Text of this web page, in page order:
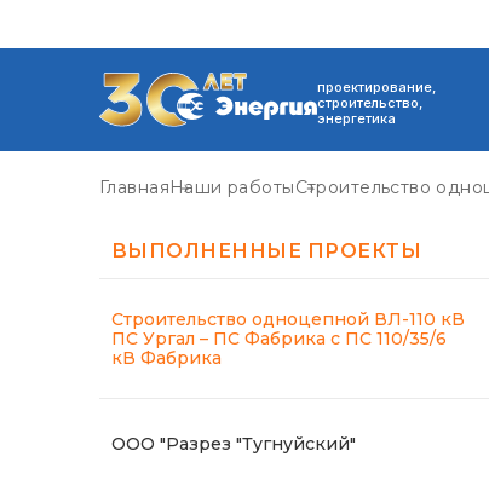
проектирование,
строительство,
энергетика
ГлавнаяНаши работыСтроительство
ВЫПОЛНЕННЫЕ ПРОЕКТЫ
Строительство одноцепной ВЛ-110 кВ
ПС Ургал – ПС Фабрика с ПС 110/35/6
кВ Фабрика
ООО "Разрез "Тугнуйский"